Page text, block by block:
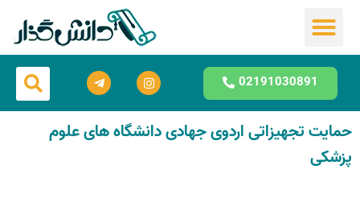
02191030891
حمایت تجهیزاتی اردوی جهادی دانشگاه های علوم
پزشکی